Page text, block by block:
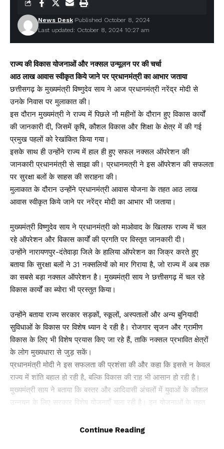
Last updated: October 8, 2024 10:27 am
News Desk Published October 8, 2024
राज्य की विकास योजनाओं और नक्सल उन्मूलन पर की चर्चा
आठ लाख आवास स्वीकृत किये जाने पर प्रधानमंत्री का आभार जताया
छत्तीसगढ़ के मुख्यमंत्री विष्णुदेव साय ने आज प्रधानमंत्री नरेंद्र मोदी से
उनके निवास पर मुलाकात की।
इस दौरान मुख्यमंत्री ने राज्य में पिछले नौ महीनों के दौरान हुए विकास कार्यों
की जानकारी दी, जिसमें कृषि, कौशल विकास और शिक्षा के क्षेत्र में की गई
प्रमुख पहलों को रेखांकित किया गया।
इसके साथ ही उन्होंने राज्य में हाल ही हुए सफल नक्सल ऑपरेशन की
जानकारी प्रधानमंत्री से साझा की। प्रधानमत्री ने इस ऑपरेशन की सफलता
पर सुरक्षा बलों के साहस की सराहना की।
मुलाकात के दौरान उन्होंने प्रधानमंत्री आवास योजना के तहत आठ लाख
आवास स्वीकृत किये जाने पर नरेंद्र मोदी का आभार भी जताया।
मुख्यमंत्री विष्णुदेव साय ने प्रधानमंत्री को माओवाद के खिलाफ राज्य में चल
रहे ऑपरेशन और विकास कार्यों की प्रगति पर विस्तृत जानकारी दी।
उन्होंने नारायणपुर-दंतेवाड़ा जिले के हालिया ऑपरेशन का जिक्र करते हुए
बताया कि सुरक्षा बलों ने 31 नक्सलियों को मार गिराया है, जो राज्य में अब तक
का सबसे बड़ा नक्सल ऑपरेशन है। मुख्यमंत्री साय ने छत्तीसगढ़ में चल रहे
विकास कार्यों का ब्योरा भी प्रस्तुत किया।
उन्होंने बताया राज्य सरकार सड़कों, स्कूलों, अस्पतालों और अन्य बुनियादी
सुविधाओं के विकास पर विशेष ध्यान दे रही है। रोजगार सृजन और ग्रामीण
विकास के लिए भी विशेष प्रयास किए जा रहे हैं, ताकि नक्सल प्रभावित क्षेत्रों
के लोग मुख्यधारा से जुड़ सकें।
प्रधानमंत्री मोदी ने इस सफलता की प्रशंसा की और कहा कि इससे न केवल
राज्य में शांति बहाल हो रही है, बल्कि विकास की राह भी आसान हो रही है।
मुख्यमंत्री साय ने बताया कि बस्तर और आदिवासी अंचलों में युवाओं के कौशल
उन्नयन के लिए सरकार विशेष योजनाएँ चला रही है। इन योजनाओं के तहत
उच्च शिक्षा प्राप्त कर रोजगार के बेहतर अवसर प्राप्त कर सकें। यह पहल
Continue Reading